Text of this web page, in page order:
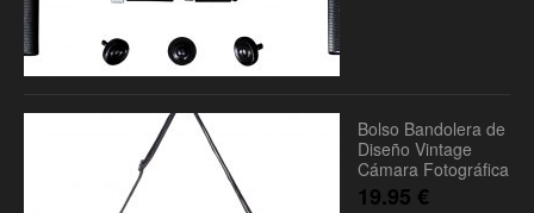
Bolso Bandolera de
Diseño Vintage
Cámara Fotográfica
19.95 €